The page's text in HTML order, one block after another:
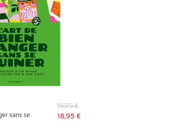
sans se
19,95 €
18,95 €